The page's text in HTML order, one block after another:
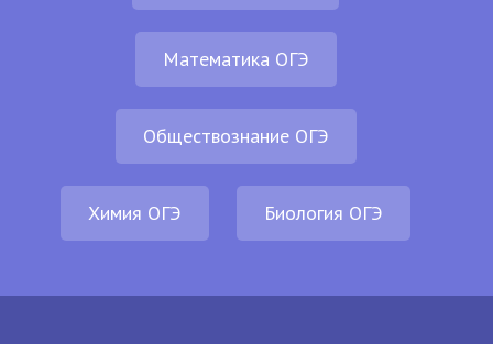
Математика ОГЭ
Обществознание ОГЭ
Химия ОГЭ Биология ОГЭ